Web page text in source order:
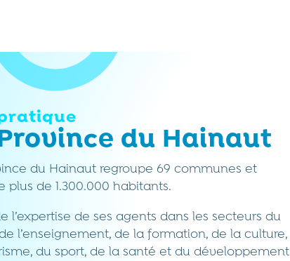
du Hainaut
du Hainaut regroupe 69 communes et
plus de 1.300.000 habitants.
l’expertise de ses agents dans les secteurs du
l’enseignement, de la formation, de la culture,
du sport, de la santé et du développement